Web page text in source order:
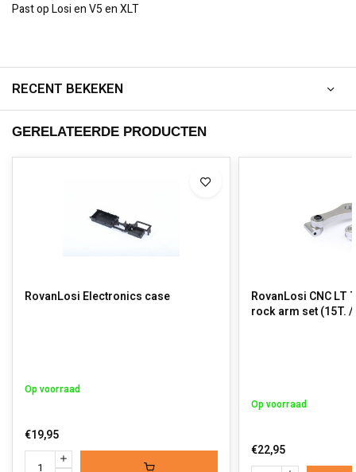
Past op Losi en V5 en XLT
RECENT BEKEKEN
GERELATEERDE PRODUCTEN
RovanLosi Electronics case
Op voorraad
€19,95
RovanLosi CNC LT
rock arm set (15T. /
Op voorraad
€22,95